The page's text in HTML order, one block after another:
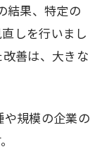
結果、特定の
しを行いまし
善は、大きな
規模の企業の